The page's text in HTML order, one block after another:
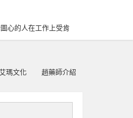
心的人在工作上受肯
艾瑪文化 趙藥師介紹